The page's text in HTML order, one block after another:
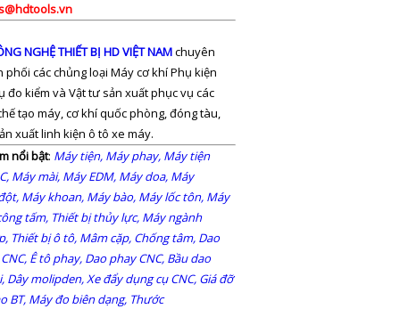
NGHỆ THIẾT BỊ HD VIỆT NAMchuyên
các chủng loại Máy cơ khí Phụ kiện
đo kiểm và Vật tư sản xuất phục vụ các
tạo máy, cơ khí quốc phòng, đóng tàu,
xuất linh kiện ô tô xe máy.
nổi bật: Máy tiện, Máy phay, Máy tiện
Máy mài, Máy EDM, Máy doa, Máy
Máy khoan, Máy bào, Máy lốc tôn, Máy
tấm, Thiết bị thủy lực, Máy ngành
Thiết bị ô tô, Mâm cặp, Chống tâm, Dao
Ê tô phay, Dao phay CNC, Bầu dao
Dây molipden,Xe đẩy dụng cụ CNC, Giá đỡ
BT, Máy đo biên dạng, Thước